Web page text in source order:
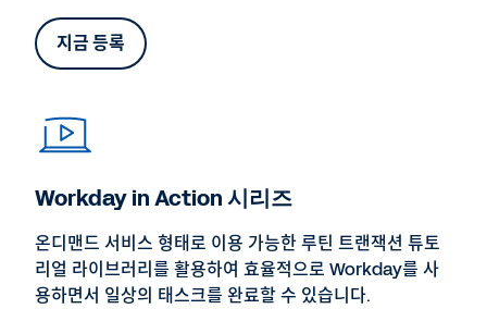
지금 등록
Workday in Action 시리즈
온디맨드 서비스 형태로 이용 가능한 루틴 트랜잭션 튜토
리얼 라이브러리를 활용하여 효율적으로 Workday를 사
용하면서 일상의 태스크를 완료할 수 있습니다.